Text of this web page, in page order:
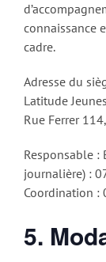
connaissance
cadre.
Adresse du
Latitude
Rue Ferrer
Responsable :
journalière) :
Coordination :
5.